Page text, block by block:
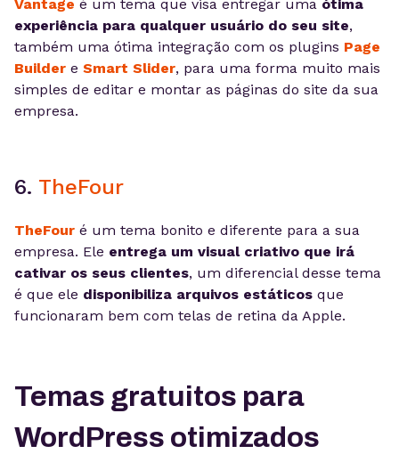
Vantage é um tema que visa entregar uma ótima
experiência para qualquer usuário do seu site,
também uma ótima integração com os plugins Page
Builder e Smart Slider, para uma forma muito mais
simples de editar e montar as páginas do site da sua
empresa.
6. TheFour
TheFour é um tema bonito e diferente para a sua
empresa. Ele entrega um visual criativo que irá
cativar os seus clientes, um diferencial desse tema
é que ele disponibiliza arquivos estáticos que
funcionaram bem com telas de retina da Apple.
Temas gratuitos para
WordPress otimizados